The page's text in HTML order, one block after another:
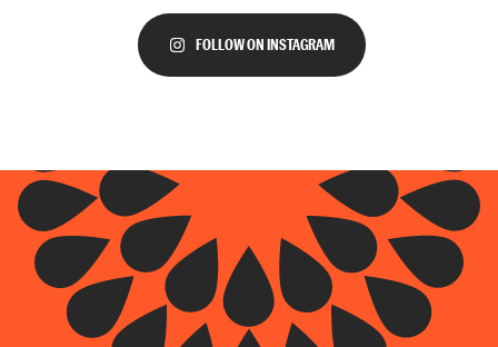
FOLLOW ON INSTAGRAM